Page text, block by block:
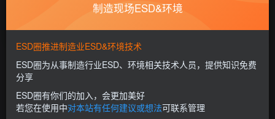
培训咨询
9年前 6311
制造现场ESD&环境
ESD圈推进制造业ESD&环境技术
ESD圈为从事制造行业ESD、环境相关技术人员，提供知识免费
分享
ESD圈有你们的加入，会更加美好
若您在使用中对本站有任何建议或想法可联系管理